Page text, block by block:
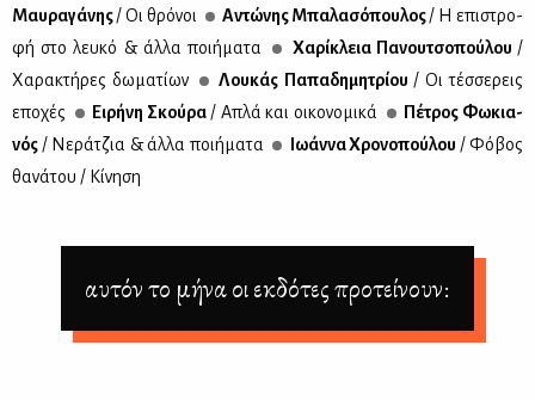
Μαυ­ρα­γά­νης/ Οι θρό­νοι Αντώ­νης Μπα­λα­σό­που­λος/ Η επι­στρο­
φή στο λευ­κό & άλ­λα ποι­ή­μα­τα
Χα­ρί­κλεια Πα­νου­τσο­πού­λου/
Χα­ρα­κτή­ρες δω­μα­τί­ων
Λου­κάς Πα­πα­δη­μη­τρί­ου / Οι τέσ­σε­ρεις
επο­χές
Ει­ρή­νη Σκού­ρα/ Απλά και οι­κο­νο­μι­κά
Πέ­τρος Φω­κια­
νός/ Νε­ρά­τζια & άλ­λα ποι­ή­μα­τα Ιω­άν­να Χρο­νο­πού­λου / Φό­βος
θα­νά­του / Κί­νη­ση
αυτόν το μήνα οι εκδότες προτείνουν: